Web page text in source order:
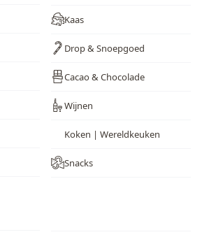
Kaas
Drop & Snoepgoed
Cacao & Chocolade
Wijnen
Koken | Wereldkeuken
Snacks